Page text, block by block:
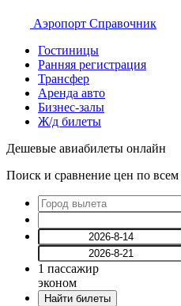
Аэропорт Справочник
Гостиницы
Ранняя регистрация
Трансфер
Аренда авто
Бизнес-залы
Ж/д билеты
Дешевые авиабилеты онлайн
Поиск и сравнение цен по
1 пассажир
эконом
Найти билеты